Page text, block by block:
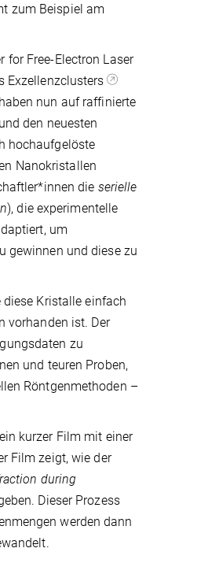
zum Beispiel am
for Free-Electron Laser
Exzellenzclusters
nun auf raffinierte
den neuesten
hochaufgelöste
Nanokristallen
die serielle
), die experimentelle
um
gewinnen und diese zu
Kristalle einfach
vorhanden ist. Der
zu
und teuren Proben,
Röntgenmethoden –
kurzer Film mit einer
Film zeigt, wie der
during
Dieser Prozess
werden dann